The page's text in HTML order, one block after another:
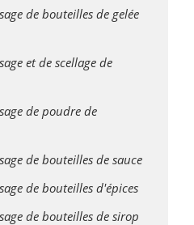
de bouteilles de gelée
et de scellage de
de poudre de
de bouteilles de sauce
de bouteilles d'épices
de bouteilles de sirop